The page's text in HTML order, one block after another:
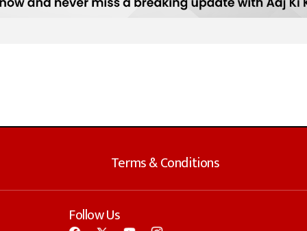
Terms & Conditions
Follow Us